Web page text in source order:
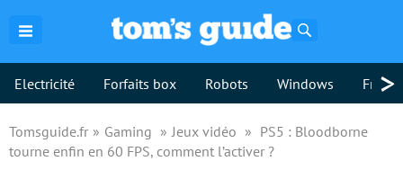
Electricité Forfaits box Robots Windows >
Tomsguide.fr Gaming Jeux vidéo
PS5 : Bloodborne
tourne enfin en 60 FPS, comment l’activer ?